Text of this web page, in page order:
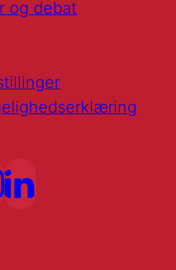
og debat